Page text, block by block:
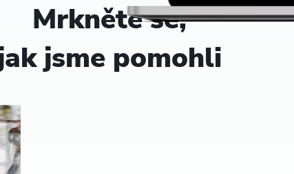
Mrkněte se,
jsme pomohli